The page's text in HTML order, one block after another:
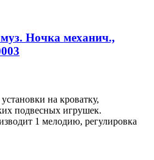
Ночка механич.,
на кроватку,
подвесных игрушек.
1 мелодию, регулировка